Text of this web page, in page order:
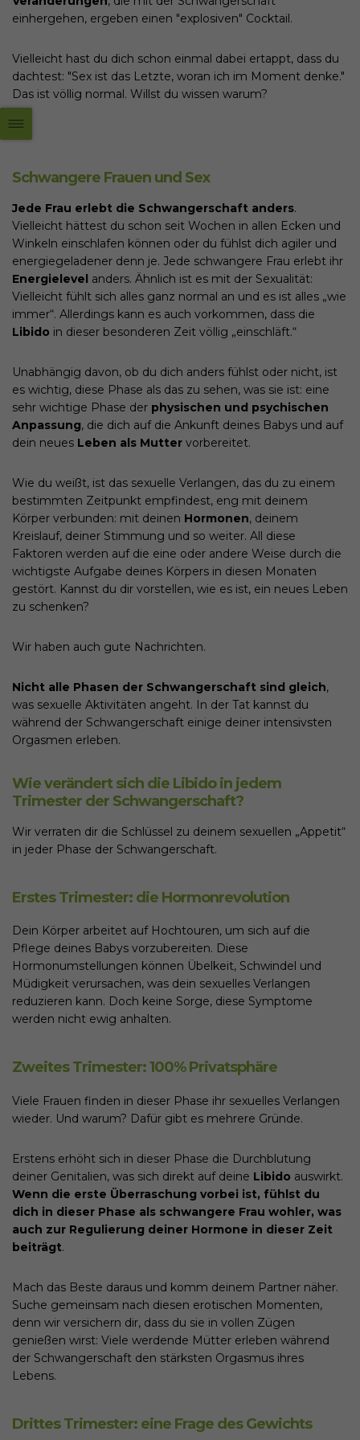
einhergehen, ergeben einen "explosiven" Cocktail.
Vielleicht hast du dich schon einmal dabei ertappt, dass du
dachtest: "Sex ist das Letzte, woran ich im Moment denke."
Das ist völlig normal. Willst du wissen warum?
Schwangere Frauen und Sex
Jede Frau erlebt die Schwangerschaft anders.
Vielleicht hättest du schon seit Wochen in allen Ecken und
Winkeln einschlafen können oder du fühlst dich agiler und
energiegeladener denn je. Jede schwangere Frau erlebt ihr
Energielevel anders. Ähnlich ist es mit der Sexualität:
Vielleicht fühlt sich alles ganz normal an und es ist alles „wie
immer“. Allerdings kann es auch vorkommen, dass die
Libido in dieser besonderen Zeit völlig „einschläft.“
Unabhängig davon, ob du dich anders fühlst oder nicht, ist
es wichtig, diese Phase als das zu sehen, was sie ist: eine
sehr wichtige Phase der physischen und psychischen
Anpassung, die dich auf die Ankunft deines Babys und auf
dein neues Leben als Mutter vorbereitet.
Wie du weißt, ist das sexuelle Verlangen, das du zu einem
bestimmten Zeitpunkt empfindest, eng mit deinem
Körper verbunden: mit deinen Hormonen, deinem
Kreislauf, deiner Stimmung und so weiter. All diese
Faktoren werden auf die eine oder andere Weise durch die
wichtigste Aufgabe deines Körpers in diesen Monaten
gestört. Kannst du dir vorstellen, wie es ist, ein neues Leben
zu schenken?
Wir haben auch gute Nachrichten.
Nicht alle Phasen der Schwangerschaft sind gleich,
was sexuelle Aktivitäten angeht. In der Tat kannst du
während der Schwangerschaft einige deiner intensivsten
Orgasmen erleben.
Wie verändert sich die Libido in jedem
Trimester der Schwangerschaft?
Wir verraten dir die Schlüssel zu deinem sexuellen „Appetit“
in jeder Phase der Schwangerschaft.
Erstes Trimester: die Hormonrevolution
Dein Körper arbeitet auf Hochtouren, um sich auf die
Pflege deines Babys vorzubereiten. Diese
Hormonumstellungen können Übelkeit, Schwindel und
Müdigkeit verursachen, was dein sexuelles Verlangen
reduzieren kann. Doch keine Sorge, diese Symptome
werden nicht ewig anhalten.
Zweites Trimester: 100% Privatsphäre
Viele Frauen finden in dieser Phase ihr sexuelles Verlangen
wieder. Und warum? Dafür gibt es mehrere Gründe.
Erstens erhöht sich in dieser Phase die Durchblutung
deiner Genitalien, was sich direkt auf deine Libido auswirkt.
Wenn die erste Überraschung vorbei ist, fühlst du
dich in dieser Phase als schwangere Frau wohler, was
auch zur Regulierung deiner Hormone in dieser Zeit
beiträgt.
Mach das Beste daraus und komm deinem Partner näher.
Suche gemeinsam nach diesen erotischen Momenten,
denn wir versichern dir, dass du sie in vollen Zügen
genießen wirst: Viele werdende Mütter erleben während
der Schwangerschaft den stärksten Orgasmus ihres
Lebens.
Drittes Trimester: eine Frage des Gewichts